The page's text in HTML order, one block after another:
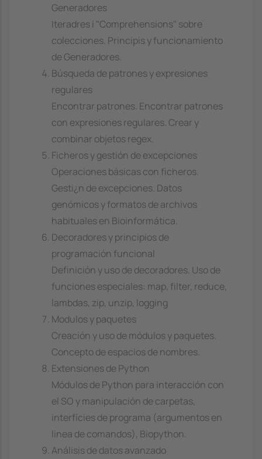
Generadores
Iteradres i "Comprehensions" sobre
colecciones. Principis y funcionamiento
de Generadores.
Búsqueda de patrones y expresiones
regulares
Encontrar patrones. Encontrar patrones
con expresiones regulares. Crear y
combinar objetos regex.
Ficheros y gestión de excepciones
Operaciones básicas con ficheros.
Gesti¿n de excepciones. Datos
genómicos y formatos de archivos
habituales en Bioinformática.
Decoradores y principios de
programación funcional
Definición y uso de decoradores. Uso de
funciones especiales: map, filter, reduce,
lambdas, zip, unzip, logging
Modulos y paquetes
Creación y uso de módulos y paquetes.
Concepto de espacios de nombres.
Extensiones de Python
Módulos de Python para interacción con
el SO y manipulación de carpetas,
interfícies de programa (argumentos en
linea de comandos), Biopython.
Análisis de datos avanzado